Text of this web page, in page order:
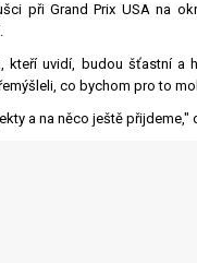
při Grand Prix USA na
kteří uvidí, budou šťastní a
co bychom pro to
a na něco ještě